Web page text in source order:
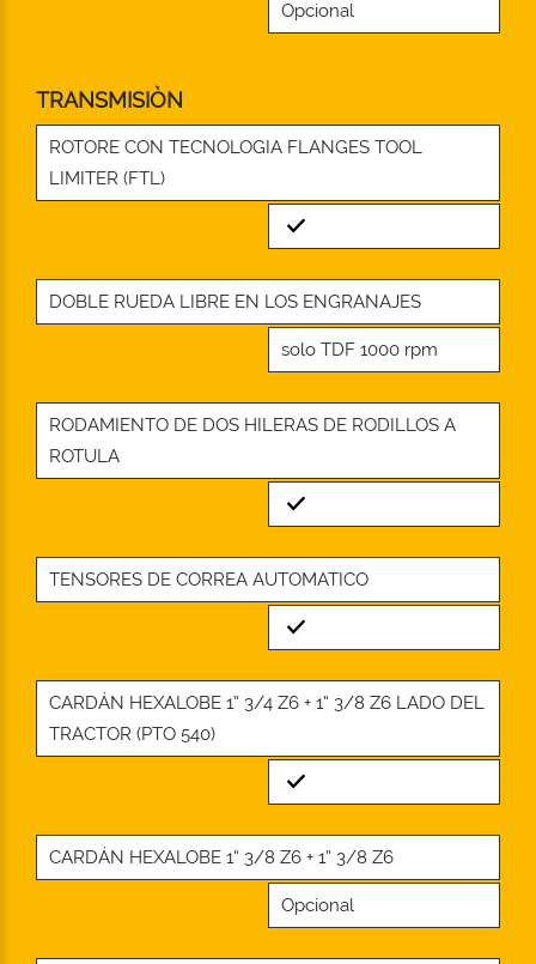
Opcional
TRANSMISIÒN
ROTORE CON TECNOLOGIA FLANGES TOOL
LIMITER (FTL)
Standard
DOBLE RUEDA LIBRE EN LOS ENGRANAJES
solo TDF 1000 rpm
RODAMIENTO DE DOS HILERAS DE RODILLOS A
ROTULA
Standard
TENSORES DE CORREA AUTOMATICO
Standard
CARDÁN HEXALOBE 1” 3/4 Z6 + 1” 3/8 Z6 LADO DEL
TRACTOR (PTO 540)
Standard
CARDÁN HEXALOBE 1” 3/8 Z6 + 1” 3/8 Z6
Opcional